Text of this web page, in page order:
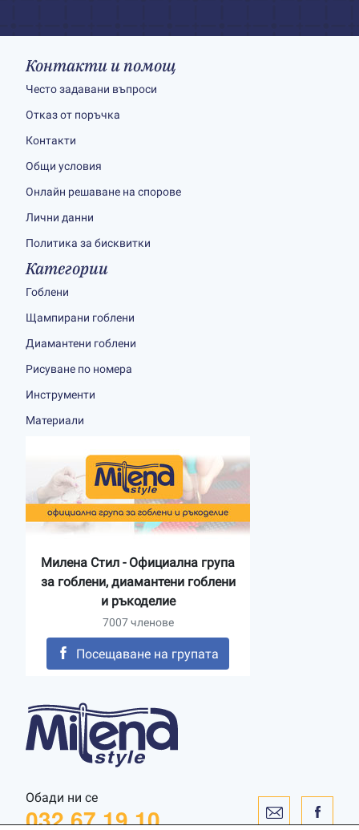
Обади ни се
032 67 19 10
Контакти и помощ
Често задавани въпроси
Отказ от поръчка
Контакти
Общи условия
Онлайн решаване на спорове
Лични данни
Политика за бисквитки
Категории
Гоблени
Щампирани гоблени
Диамантени гоблени
Рисуване по номера
Инструменти
Материали
Милена Стил - Официална група
за гоблени, диамантени гоблени
и ръкоделие
7007 членове
Посещаване на групата